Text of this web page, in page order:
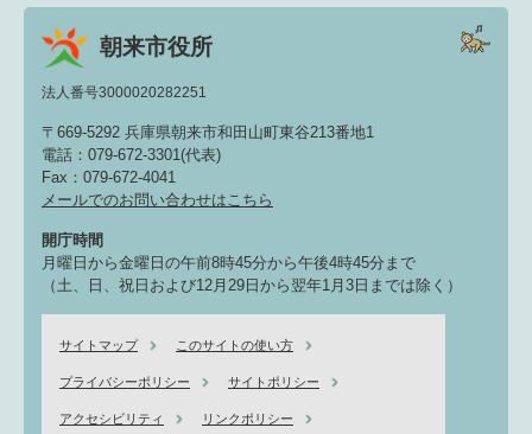
朝来市役所
法人番号3000020282251
〒669-5292 兵庫県朝来市和田山町東谷213番地1
電話：079-672-3301(代表)
Fax：079-672-4041
メールでのお問い合わせはこちら
開庁時間
月曜日から金曜日の午前8時45分から午後4時45分まで
（土、日、祝日および12月29日から翌年1月3日までは除く）
サイトマップ このサイトの使い方
プライバシーポリシー サイトポリシー
アクセシビリティ リンクポリシー